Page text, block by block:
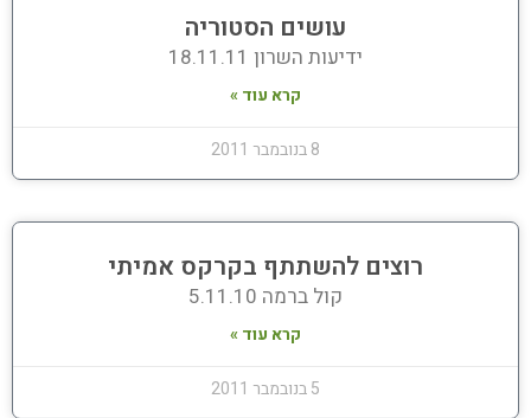
עושים הסטוריה
ידיעות השרון 18.11.11
קרא עוד »
8 בנובמבר 2011
רוצים להשתתף בקרקס אמיתי
קול ברמה 5.11.10
קרא עוד »
5 בנובמבר 2011